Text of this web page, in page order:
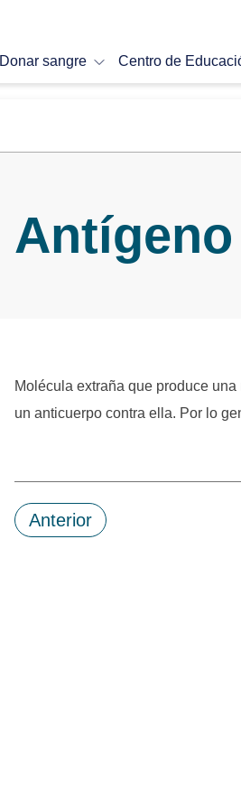
Donar sangre Centro de
Antígeno
Molécula extraña que produce
un anticuerpo contra ella. Por lo
Anterior